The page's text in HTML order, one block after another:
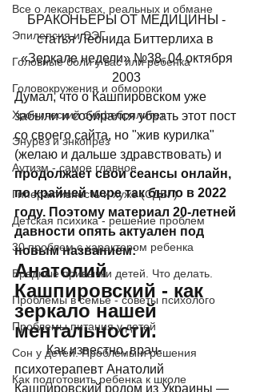
Все о лекарствах, реальных и обмане
Эпилепсия и ЭЭГ
Головные боли у вас или ребенка
Головокружения и обмороки
Хронический субфебрилитет
Энурез и энкопрез
Аутизм - самое главное
Гиперактивность и хуже (СДВГ)
Детская психика - решение проблем
30 проблем с характером ребенка
Вредные привычки детей. Что делать.
Проблемы в семье - советы психолого
Проблемы питания у детей
Сон у детей. Проблемы и решения
Как подготовить ребенка к школе
БРАКОНЬЕРЫ ОТ МЕДИЦИНЫ -
статья Леонида Биттеpлиха в
«Зеркале недели» №38, 04 октября
2003
Думал, что о Кашпировском уже
забыли и собирался убрать этот пост
со своего сайта, но "жив курилка"
(желаю и дальше здравствовать) и
продолжает свои сеансы онлайн,
по крайней мере так было в 2022
году. Поэтому материал 20-летней
давности опять актуален под
новым названием:
Анатолий
Кашпировский - как
зеркало нашей
ментальности.
	Как известно, врач-
психотерапевт Анатолий
Кашпировский родом из Украины —